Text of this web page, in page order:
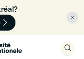
🇨🇦


